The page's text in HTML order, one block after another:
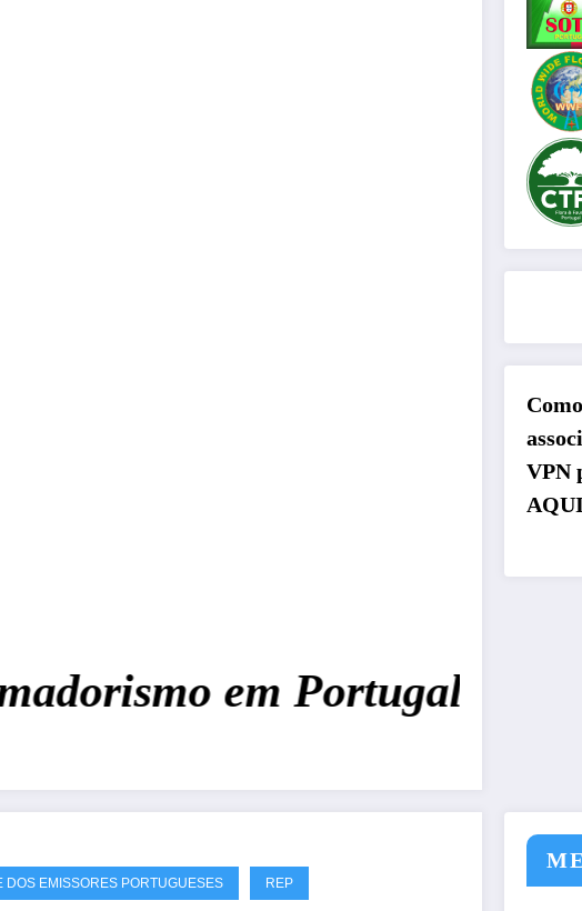
em Portugal!Juntem
VPN
AQUI
DOS EMISSORES PORTUGUESES REP